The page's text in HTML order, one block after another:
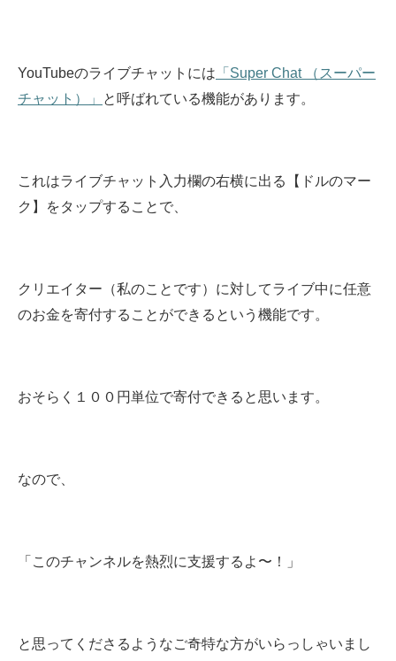
YouTubeのライブチャットには 「Super Chat （スーパー
チャット）」
と呼ばれている機能があります。
これはライブチャット入力欄の右横に出る【ドルのマー
ク】をタップすることで、
クリエイター（私のことです）に対してライブ中に任意
のお金を寄付することができるという機能です。
おそらく１００円単位で寄付できると思います。
なので、
「このチャンネルを熱烈に支援するよ〜！」
と思ってくださるようなご奇特な方がいらっしゃいまし